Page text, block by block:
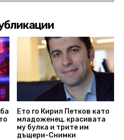
Ето го Кирил Петков като
младоженец, красивата
му булка и трите им
дъщери-Снимки